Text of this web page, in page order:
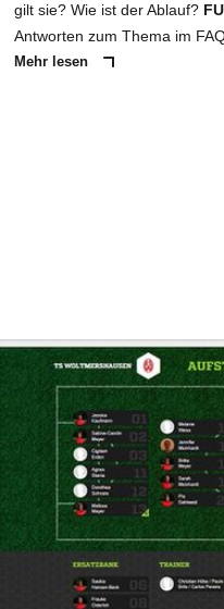
gilt sie? Wie ist der Ablauf?
Antworten zum Thema im
Mehr lesen